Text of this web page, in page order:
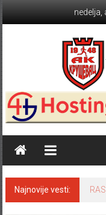
nedelja,
Atletski klub
Najnovije vesti: